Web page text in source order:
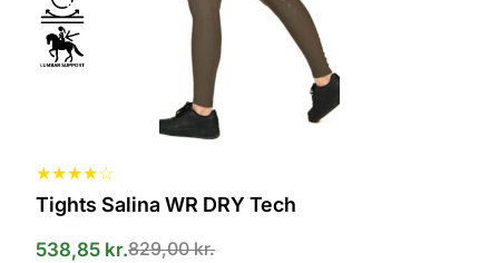
★★★★☆
Tights Salina WR DRY Tech
829,00kr.
538,85 kr.
varesiden